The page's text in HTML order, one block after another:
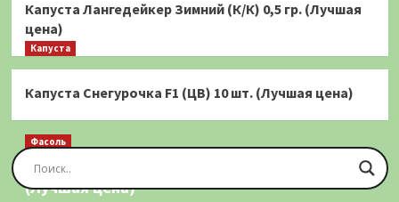
Капуста Лангедейкер Зимний (К/К) 0,5 гр. (Лучшая
цена)
Капуста
Капуста Снегурочка F1 (ЦВ) 10 шт. (Лучшая цена)
Фасоль
Фасоль Золотая Сакса (спаржевая) 20 шт.
(Лучшая цена)